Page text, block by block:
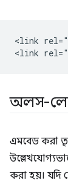
<link
অলস-
এমবেড করা
করা হয়। যদি